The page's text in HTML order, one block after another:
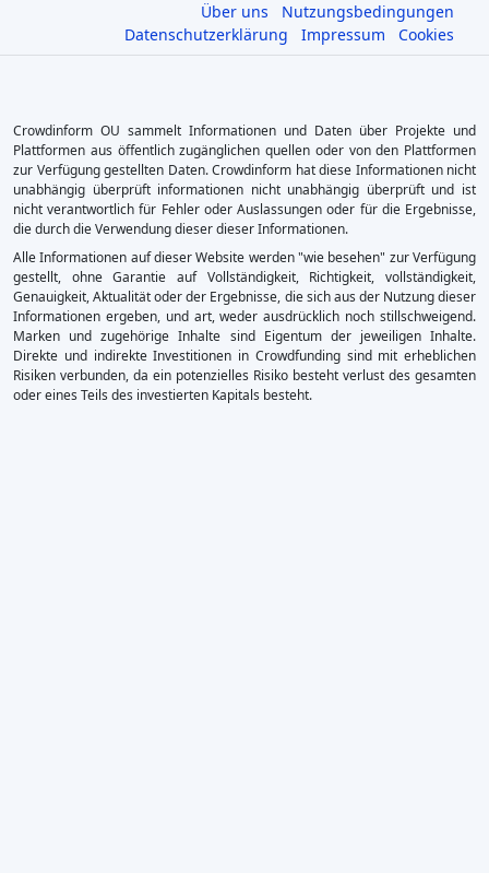
Über uns
Nutzungsbedingungen
Datenschutzerklärung
Impressum Cookies
Crowdinform OU sammelt Informationen und Daten über Projekte und
Plattformen aus öffentlich zugänglichen quellen oder von den Plattformen
zur Verfügung gestellten Daten. Crowdinform hat diese Informationen nicht
unabhängig überprüft informationen nicht unabhängig überprüft und ist
nicht verantwortlich für Fehler oder Auslassungen oder für die Ergebnisse,
die durch die Verwendung dieser dieser Informationen.
Alle Informationen auf dieser Website werden "wie besehen" zur Verfügung
gestellt, ohne Garantie auf Vollständigkeit, Richtigkeit, vollständigkeit,
Genauigkeit, Aktualität oder der Ergebnisse, die sich aus der Nutzung dieser
Informationen ergeben, und art, weder ausdrücklich noch stillschweigend.
Marken und zugehörige Inhalte sind Eigentum der jeweiligen Inhalte.
Direkte und indirekte Investitionen in Crowdfunding sind mit erheblichen
Risiken verbunden, da ein potenzielles Risiko besteht verlust des gesamten
oder eines Teils des investierten Kapitals besteht.